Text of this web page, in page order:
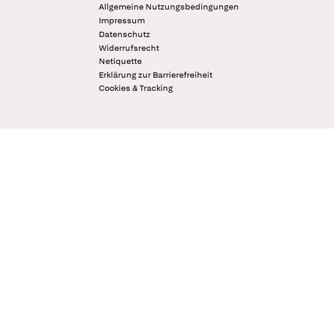
Allgemeine Nutzungsbedingungen
Impressum
Datenschutz
Widerrufsrecht
Netiquette
Erklärung zur Barrierefreiheit
Cookies & Tracking